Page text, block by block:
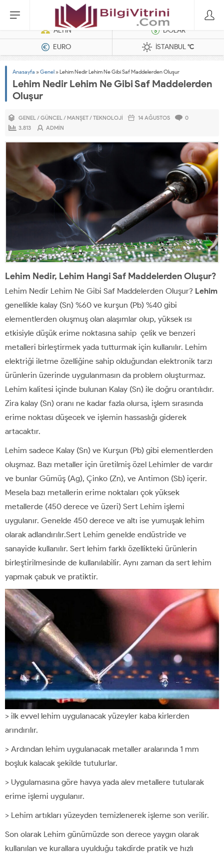
Dizel Jeneratörler
ALTIN
DOLAR
EURO
İSTANBUL°C
Anasayfa »Genel »Lehim Nedir Lehim Ne Gibi Saf Maddelerden Oluşur
Lehim Nedir Lehim Ne Gibi Saf Maddelerden
Oluşur
GENEL/GÜNCEL/ MANŞET/TEKNOLOJI 14 AĞUSTOS
0
3.813
ADMIN
Lehim Nedir, Lehim Hangi Saf Maddelerden Oluşur?
Lehim Nedir Lehim Ne Gibi Saf Maddelerden Oluşur? Lehim
genellikle kalay (Sn) %60 ve kurşun (Pb) %40 gibi
elementlerden oluşmuş olan alaşımlar olup, yüksek ısı
etkisiyle düşük erime noktasına sahip çelik ve benzeri
metalleri birleştirmek yada tutturmak için kullanılır. Lehim
elektriği iletme özelliğine sahip olduğundan elektronik tarzı
ürünlerin üzerinde uygulanmasın da problem oluşturmaz.
Lehim kalitesi içinde bulunan Kalay (Sn) ile doğru orantılıdır.
Zira kalay (Sn) oranı ne kadar fazla olursa, işlem sırasında
erime noktası düşecek ve işlemin hassaslığı giderek
artacaktır.
Lehim sadece Kalay (Sn) ve Kurşun (Pb) gibi elementlerden
oluşmaz. Bazı metaller için üretilmiş özel Lehimler de vardır
ve bunlar Gümüş (Ag), Çinko (Zn), ve Antimon (Sb) içerir.
Mesela bazı metallerin erime noktaları çok yüksek
metallerde (450 derece ve üzeri) Sert Lehim işlemi
uygulanır. Genelde 450 derece ve altı ise yumuşak lehim
olarak adlandırılır.Sert Lehim genelde endüstride ve
sanayide kullanılır. Sert lehim farklı özellikteki ürünlerin
birleştirilmesinde de kullanılabilir. Aynı zaman da sert lehim
yapmak çabuk ve pratiktir.
> ilk evvel lehim uygulanacak yüzeyler kaba kirlerden
arındırılır.
> Ardından lehim uygulanacak metaller aralarında 1 mm
boşluk kalacak şekilde tutulurlar.
> Uygulamasına göre havya yada alev metallere tutularak
erime işlemi uygulanır.
> Lehim artıkları yüzeyden temizlenerek işleme son verilir.
Son olarak Lehim günümüzde son derece yaygın olarak
kullanılan ve kurallara uyulduğu takdirde pratik ve hızlı